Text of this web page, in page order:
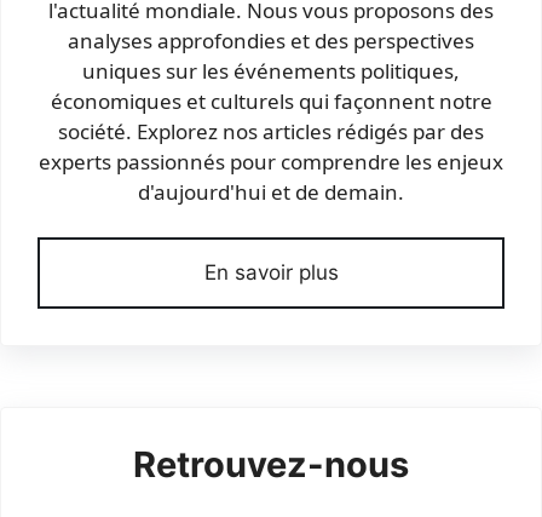
l'actualité mondiale. Nous vous proposons des
analyses approfondies et des perspectives
uniques sur les événements politiques,
économiques et culturels qui façonnent notre
société. Explorez nos articles rédigés par des
experts passionnés pour comprendre les enjeux
d'aujourd'hui et de demain.
En savoir plus
Retrouvez-nous